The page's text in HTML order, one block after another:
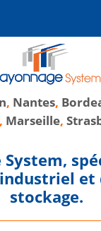
, Nantes,
, Marseille,
System,
et
stockage.